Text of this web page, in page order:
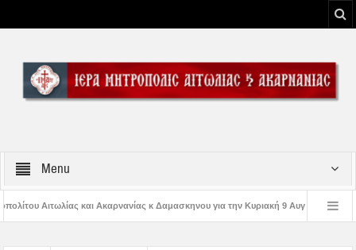
Menu
κ Δαμασκηνου για την Κυριακή 9 Αυγούστου 2026 Η εορτή της